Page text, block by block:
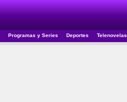
Programas y Series Deportes Telenovelas